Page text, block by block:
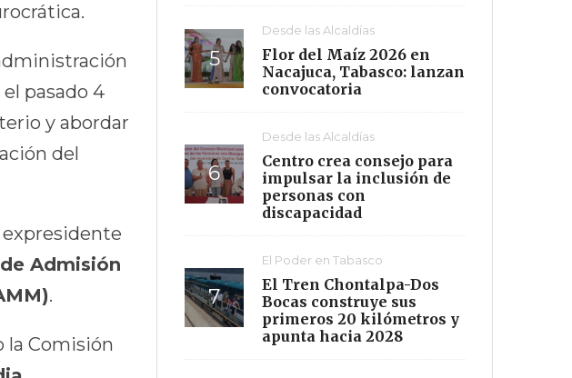
pasado 4
y abordar
del
Admisión
.
la Comisión
Desde las Alcaldías
Flor del Maíz 2026 en
Nacajuca, Tabasco: lanzan
convocatoria
Desde las Alcaldías
Centro crea consejo para
impulsar la inclusión de
personas con
discapacidad
El Poder en Tabasco
El Tren Chontalpa-Dos
Bocas construye sus
primeros 20 kilómetros y
apunta hacia 2028